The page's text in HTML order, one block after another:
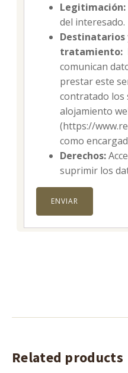
Legitimación:
del interesado.
Destinatarios
tratamiento:
comunican
prestar este
contratado los
alojamiento
(https://
como
Derechos:
suprimir los
Related products